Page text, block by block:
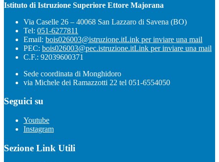
Istituto di Istruzione Superiore Ettore Majorana
Via Caselle 26 – 40068 San Lazzaro di Savena (BO)
Tel: 051-6277811
Email: bois026003@istruzione.itLink per inviare una mail
PEC: bois026003@pec.istruzione.itLink per inviare una mail
C.F.: 92039600371
Sede coordinata di Monghidoro
via Michele dei Ramazzotti 22 tel 051-6554050
Seguici su
Youtube
Instagram
Sezione Link Utili